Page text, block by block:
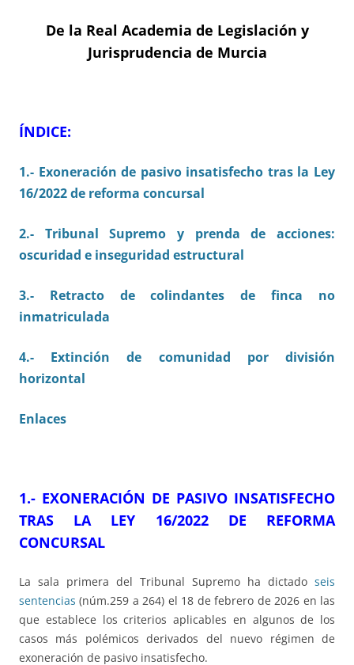
De la Real Academia de Legislación y
Jurisprudencia de Murcia
ÍNDICE:
1.- Exoneración de pasivo insatisfecho tras la Ley
16/2022 de reforma concursal
2.- Tribunal Supremo y prenda de acciones:
oscuridad e inseguridad estructural
3.- Retracto de colindantes de finca no
inmatriculada
4.- Extinción de comunidad por división
horizontal
Enlaces
1.- EXONERACIÓN DE PASIVO INSATISFECHO
TRAS LA LEY 16/2022 DE REFORMA
CONCURSAL
La sala primera del Tribunal Supremo ha dictado seis
sentencias (núm.259 a 264) el 18 de febrero de 2026 en las
que establece los criterios aplicables en algunos de los
casos más polémicos derivados del nuevo régimen de
exoneración de pasivo insatisfecho.